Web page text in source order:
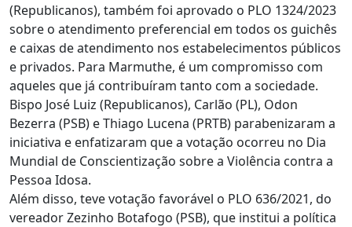
(Republicanos), também foi aprovado o PLO 1324/2023
sobre o atendimento preferencial em todos os guichês
e caixas de atendimento nos estabelecimentos públicos
e privados. Para Marmuthe, é um compromisso com
aqueles que já contribuíram tanto com a sociedade.
Bispo José Luiz (Republicanos), Carlão (PL), Odon
Bezerra (PSB) e Thiago Lucena (PRTB) parabenizaram a
iniciativa e enfatizaram que a votação ocorreu no Dia
Mundial de Conscientização sobre a Violência contra a
Pessoa Idosa.
Além disso, teve votação favorável o PLO 636/2021, do
vereador Zezinho Botafogo (PSB), que institui a política